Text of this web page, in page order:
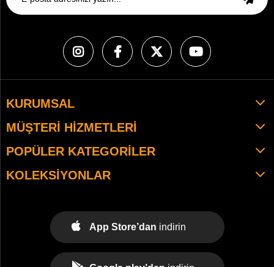
KURUMSAL
MÜŞTERI HIZMETLERI
POPÜLER KATEGORILER
KOLEKSIYONLAR
App Store’dan indirin